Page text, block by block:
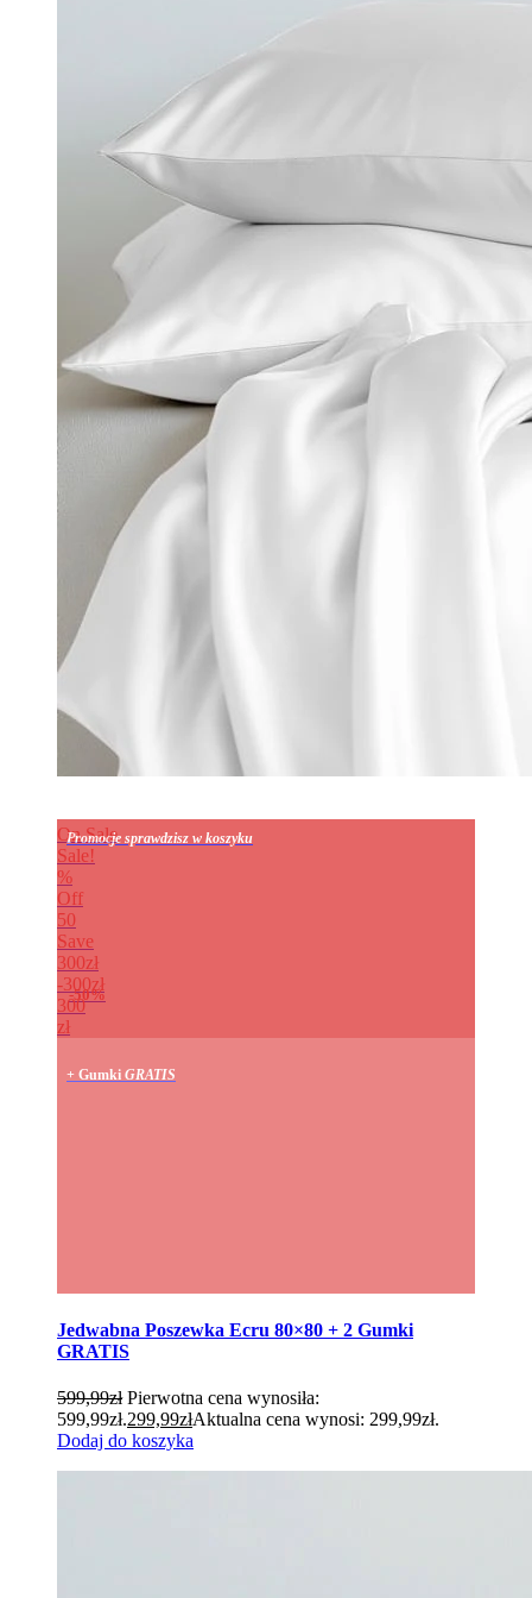
On Sale
Sale!
%
Off
50
Save
300zł
300zł
50%
300
zł
Promocje sprawdzisz w koszyku
+ Gumki GRATIS
Jedwabna Poszewka Ecru 80×80 + 2 Gumki
GRATIS
599,99zł Pierwotna cena wynosiła:
599,99zł.299,99złAktualna cena wynosi: 299,99zł.
Dodaj do koszyka